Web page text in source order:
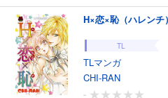
H×恋×恥（ハレンチ）
TL
TLマンガ
CHI-RAN
-